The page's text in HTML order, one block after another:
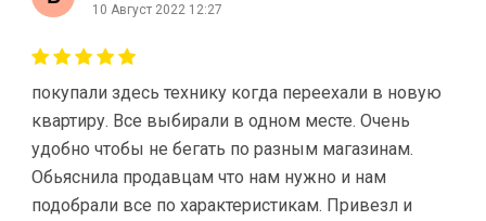
10 Август 2022 12:27
покупали здесь технику когда переехали в новую
квартиру. Все выбирали в одном месте. Очень
удобно чтобы не бегать по разным магазинам.
Обьяснила продавцам что нам нужно и нам
подобрали все по характеристикам. Привезл и